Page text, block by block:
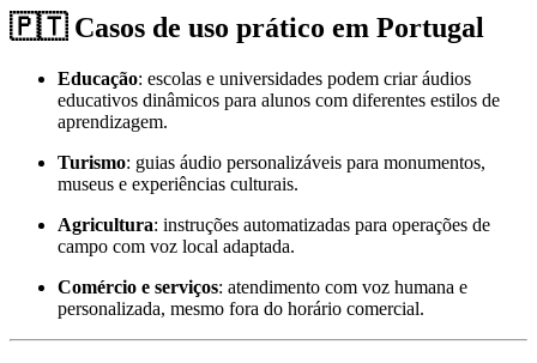
🇵🇹 Casos de uso prático em Portugal
Educação: escolas e universidades podem criar áudios
educativos dinâmicos para alunos com diferentes estilos de
aprendizagem.
Turismo: guias áudio personalizáveis para monumentos,
museus e experiências culturais.
Agricultura: instruções automatizadas para operações de
campo com voz local adaptada.
Comércio e serviços: atendimento com voz humana e
personalizada, mesmo fora do horário comercial.